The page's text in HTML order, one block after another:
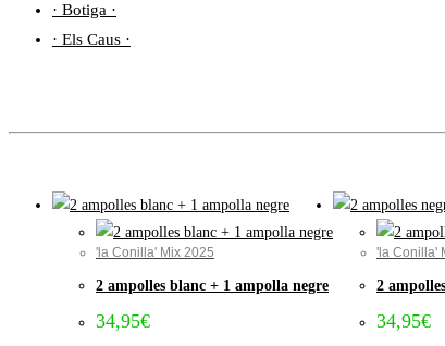
· Botiga ·
· Els Caus ·
'la Conilla' Mix 2025
2 ampolles blanc + 1 ampolla negre
34,95€
'la Conilla'
2
34,95€